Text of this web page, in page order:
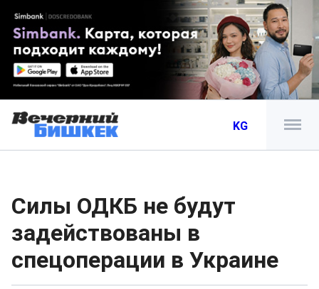
KG
Силы ОДКБ не будут
задействованы в
спецоперации в Украине